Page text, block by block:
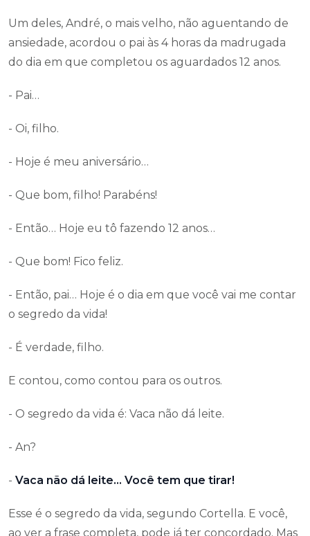
Um deles, André, o mais velho, não aguentando de
ansiedade, acordou o pai às 4 horas da madrugada
do dia em que completou os aguardados 12 anos.
- Pai…
- Oi, filho.
- Hoje é meu aniversário…
- Que bom, filho! Parabéns!
- Então… Hoje eu tô fazendo 12 anos…
- Que bom! Fico feliz.
- Então, pai… Hoje é o dia em que você vai me contar
o segredo da vida!
- É verdade, filho.
E contou, como contou para os outros.
- O segredo da vida é: Vaca não dá leite.
- An?
- Vaca não dá leite… Você tem que tirar!
Esse é o segredo da vida, segundo Cortella. E você,
ao ver a frase completa, pode já ter concordado. Mas